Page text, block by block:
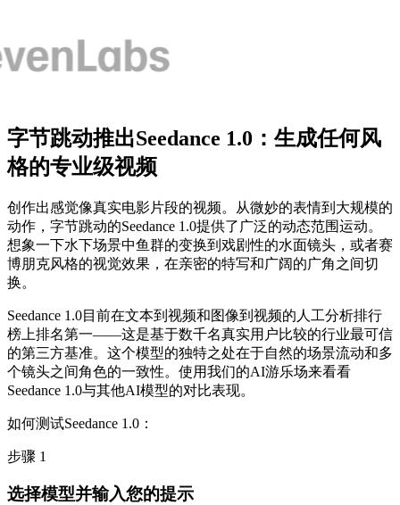
字节跳动推出Seedance 1.0：生成任何风
格的专业级视频
创作出感觉像真实电影片段的视频。从微妙的表情到大规模的
动作，字节跳动的Seedance 1.0提供了广泛的动态范围运动。
想象一下水下场景中鱼群的变换到戏剧性的水面镜头，或者赛
博朋克风格的视觉效果，在亲密的特写和广阔的广角之间切
换。
Seedance 1.0目前在文本到视频和图像到视频的人工分析排行
榜上排名第一——这是基于数千名真实用户比较的行业最可信
的第三方基准。这个模型的独特之处在于自然的场景流动和多
个镜头之间角色的一致性。使用我们的AI游乐场来看看
Seedance 1.0与其他AI模型的对比表现。
如何测试Seedance 1.0：
步骤 1
选择模型并输入您的提示